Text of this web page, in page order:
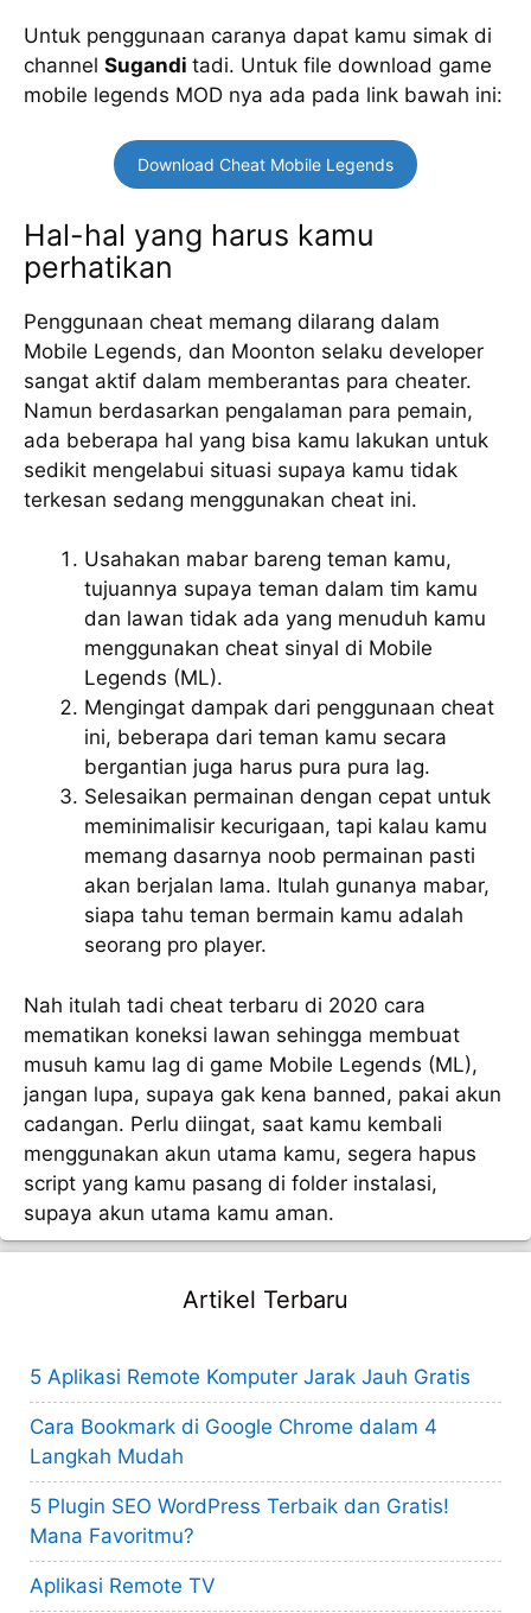
Untuk penggunaan caranya dapat kamu simak di
channel Sugandi tadi. Untuk file download game
mobile legends MOD nya ada pada link bawah ini:
Download Cheat Mobile Legends
Hal-hal yang harus kamu
perhatikan
Penggunaan cheat memang dilarang dalam
Mobile Legends, dan Moonton selaku developer
sangat aktif dalam memberantas para cheater.
Namun berdasarkan pengalaman para pemain,
ada beberapa hal yang bisa kamu lakukan untuk
sedikit mengelabui situasi supaya kamu tidak
terkesan sedang menggunakan cheat ini.
Usahakan mabar bareng teman kamu,
tujuannya supaya teman dalam tim kamu
dan lawan tidak ada yang menuduh kamu
menggunakan cheat sinyal di Mobile
Legends (ML).
Mengingat dampak dari penggunaan cheat
ini, beberapa dari teman kamu secara
bergantian juga harus pura pura lag.
Selesaikan permainan dengan cepat untuk
meminimalisir kecurigaan, tapi kalau kamu
memang dasarnya noob permainan pasti
akan berjalan lama. Itulah gunanya mabar,
siapa tahu teman bermain kamu adalah
seorang pro player.
Nah itulah tadi cheat terbaru di 2020 cara
mematikan koneksi lawan sehingga membuat
musuh kamu lag di game Mobile Legends (ML),
jangan lupa, supaya gak kena banned, pakai akun
cadangan. Perlu diingat, saat kamu kembali
menggunakan akun utama kamu, segera hapus
script yang kamu pasang di folder instalasi,
supaya akun utama kamu aman.
Artikel Terbaru
5 Aplikasi Remote Komputer Jarak Jauh Gratis
Cara Bookmark di Google Chrome dalam 4
Langkah Mudah
5 Plugin SEO WordPress Terbaik dan Gratis!
Mana Favoritmu?
Aplikasi Remote TV